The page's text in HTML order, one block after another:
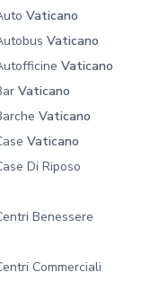
Vaticano
Vaticano
Vaticano
Vaticano
Vaticano
Vaticano
Di Riposo
Benessere
Commerciali